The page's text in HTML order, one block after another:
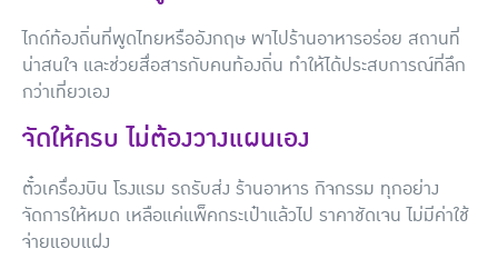
ไกด์ท้องถิ่นที่พูดไทยหรืออังกฤษ พาไปร้านอาหารอร่อย สถานที่
น่าสนใจ และช่วยสื่อสารกับคนท้องถิ่น ทำให้ได้ประสบการณ์ที่ลึก
กว่าเที่ยวเอง
จัดให้ครบ ไม่ต้องวางแผนเอง
ตั๋วเครื่องบิน โรงแรม รถรับส่ง ร้านอาหาร กิจกรรม ทุกอย่าง
จัดการให้หมด เหลือแค่แพ็คกระเป๋าแล้วไป ราคาชัดเจน ไม่มีค่าใช้
จ่ายแอบแฝง